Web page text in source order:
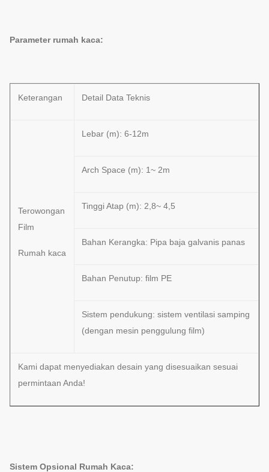
Parameter rumah kaca:
Keterangan Detail Data Teknis
Terowongan
Film
Rumah kaca
Lebar (m): 6-12m
Arch Space (m): 1~ 2m
Tinggi Atap (m): 2,8~ 4,5
Bahan Kerangka: Pipa baja galvanis panas
Bahan Penutup: film PE
Sistem pendukung: sistem ventilasi samping
(dengan mesin penggulung film)
Kami dapat menyediakan desain yang disesuaikan sesuai
permintaan Anda!
Sistem Opsional Rumah Kaca: